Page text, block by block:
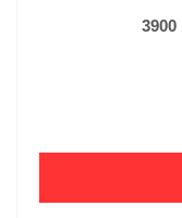
3900